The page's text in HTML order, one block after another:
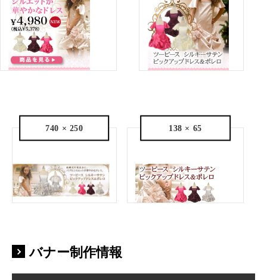
740 × 250 138 × 65
バナー制作情報